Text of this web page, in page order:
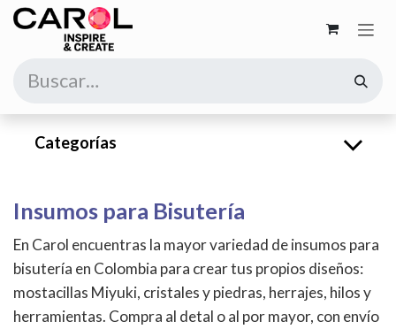
Ir al contenido
Categorías
Insumos para Bisutería
En Carol encuentras la mayor variedad de insumos para
bisutería en Colombia para crear tus propios diseños:
mostacillas Miyuki, cristales y piedras, herrajes, hilos y
herramientas. Compra al detal o al por mayor, con envío